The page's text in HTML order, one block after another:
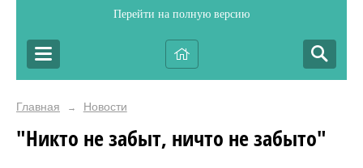
Перейти на полную версию
Главная → Новости
"Никто не забыт, ничто не забыто"